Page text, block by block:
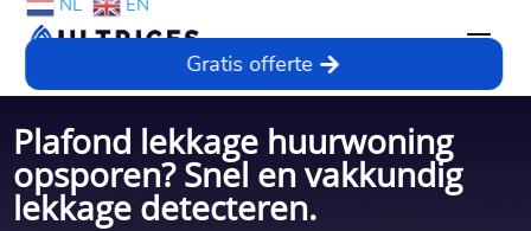
NL EN
Gratis offerte
Plafond lekkage huurwoning
opsporen? Snel en vakkundig
lekkage detecteren.